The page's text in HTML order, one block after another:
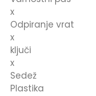
x
Odpiranje vrat
x
ključi
x
Sedež
Plastika